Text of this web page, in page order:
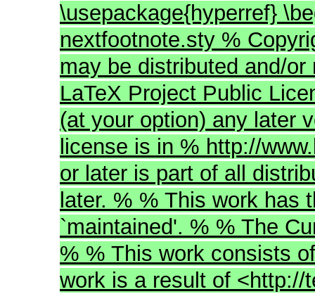
\usepackage{hyperref}
nextfootnote.sty %
may be distributed and/
LaTeX Project Public
(at your option) any later
license is in % http://
or later is part of all
later. % % This work has
`maintained'. % % The
% % This work consists
work is a result of <http://